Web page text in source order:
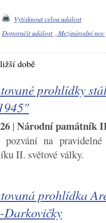
Vytisknout celou událost
Doporučit událost „Mezinárodní
době
prohlídky
| Národní památník
pozvání na
II. světové války.
prohlídka